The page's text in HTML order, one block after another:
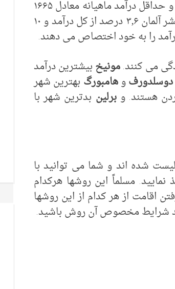
اروپایی. درآمد خانوار متوسط سالانه ۳۱ هزار دلار و حداقل درآمد ماهیانه معادل ۱۶۶۵
دلار در ماه می باشد. ده درصد از کم درآمد ترین قشر آلمان ۳٫۶ درصد از کل درآمد و ۱۰
مونیخبیشترین درآمد
دوسلدورفوهامبورگ بهترین شهر
هستند. وبرلین بدترین شهر با
آلمان در سال ۲۰۲١ در زیر لیست شده اند و شما می توانید با
مسلماً این روشها هرکدام
اقامت از هر کدام از این روشها
شرایط مخصوص آن روش باشید.